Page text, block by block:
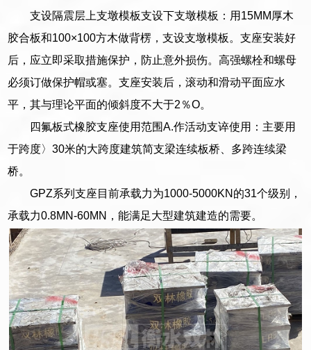
支设隔震层上支墩模板支设下支墩模板：用15MM厚木
胶合板和100×100方木做背楞，支设支墩模板。支座安装好
后，应立即采取措施保护，防止意外损伤。高强螺栓和螺母
必须订做保护帽或塞。支座安装后，滚动和滑动平面应水
平，其与理论平面的倾斜度不大于2％O。
四氟板式橡胶支座使用范围A.作活动支谇使用：主要用
于跨度〉30米的大跨度建筑简支梁连续板桥、多跨连续梁
桥。
GPZ系列支座目前承载力为1000-5000KN的31个级别，
承载力0.8MN-60MN，能满足大型建筑建造的需要。